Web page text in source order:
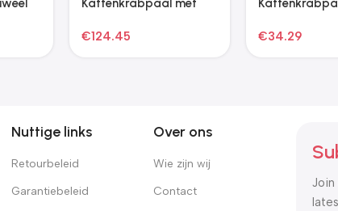
inklapbaar met
95x55x30 cm fluweel
Nuttige links
Retourbeleid
Garantiebeleid
Over ons
Wie zijn wij
Contact
Join